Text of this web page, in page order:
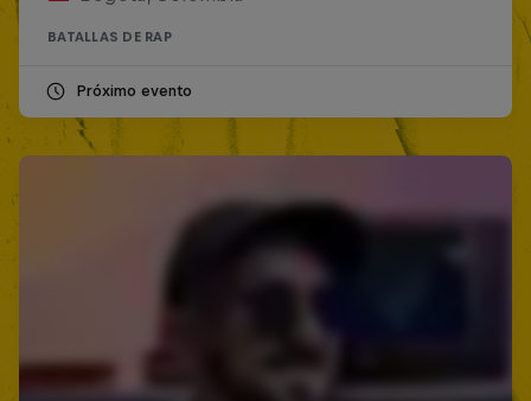
BATALLAS DE RAP
Próximo evento